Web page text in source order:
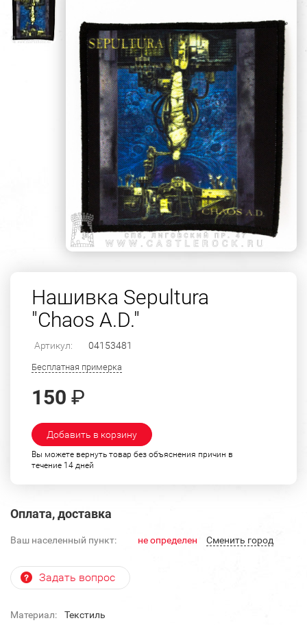
Нашивка Sepultura
"Chaos A.D."
Артикул: 04153481
Бесплатная примерка
150 ₽
Добавить в корзину
Вы можете вернуть товар без объяснения причин в
течение 14 дней
Оплата, доставка
Ваш населенный пункт: не определен Cменить город
Задать вопрос
Материал:
Текстиль